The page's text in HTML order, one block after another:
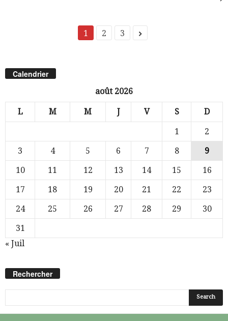
1 2 3
Calendrier
août 2026
L M M J V S D
1
2
3
4 5 6 7 8
9
10
11 12 13 14 15
16
17
18 19 20 21 22
23
24
25 26 27 28 29
30
31
« Juil
Rechercher